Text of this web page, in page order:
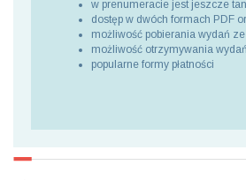
w prenumeracie jest jeszcze
dostęp w dwóch formach PDF
możliwość pobierania wydań
możliwość otrzymywania
popularne formy płatności